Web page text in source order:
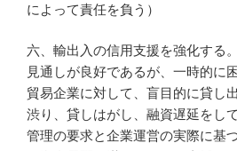
によって責任を負う）
六、輸出入の信用支援を強化する
見通しが良好であるが、一時的に
貿易企業に対して、盲目的に貸し
渋り、貸しはがし、融資遅延をし
管理の要求と企業運営の実際に基